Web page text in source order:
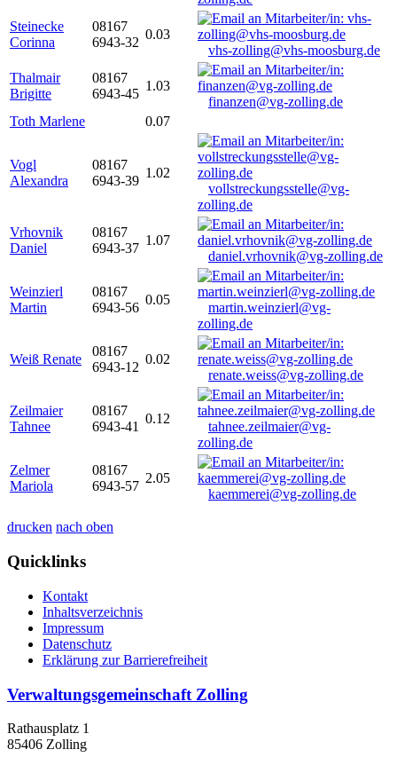
Steinecke
Corinna
08167
6943-32
0.03
vhs-zolling@vhs-moosburg.de
Thalmair
Brigitte
08167
6943-45
1.03
finanzen@vg-zolling.de
Toth Marlene
0.07
Vogl
Alexandra
08167
6943-39
1.02
vollstreckungsstelle@vg-
zolling.de
Vrhovnik
Daniel
08167
6943-37
1.07
daniel.vrhovnik@vg-zolling.de
Weinzierl
Martin
08167
6943-56
0.05
martin.weinzierl@vg-
zolling.de
Weiß Renate
08167
6943-12
0.02
renate.weiss@vg-zolling.de
Zeilmaier
Tahnee
08167
6943-41
0.12
tahnee.zeilmaier@vg-
zolling.de
Zelmer
Mariola
08167
6943-57
2.05
kaemmerei@vg-zolling.de
drucken nach oben
Quicklinks
Kontakt
Inhaltsverzeichnis
Impressum
Datenschutz
Erklärung zur Barrierefreiheit
Verwaltungsgemeinschaft Zolling
Rathausplatz 1
85406 Zolling